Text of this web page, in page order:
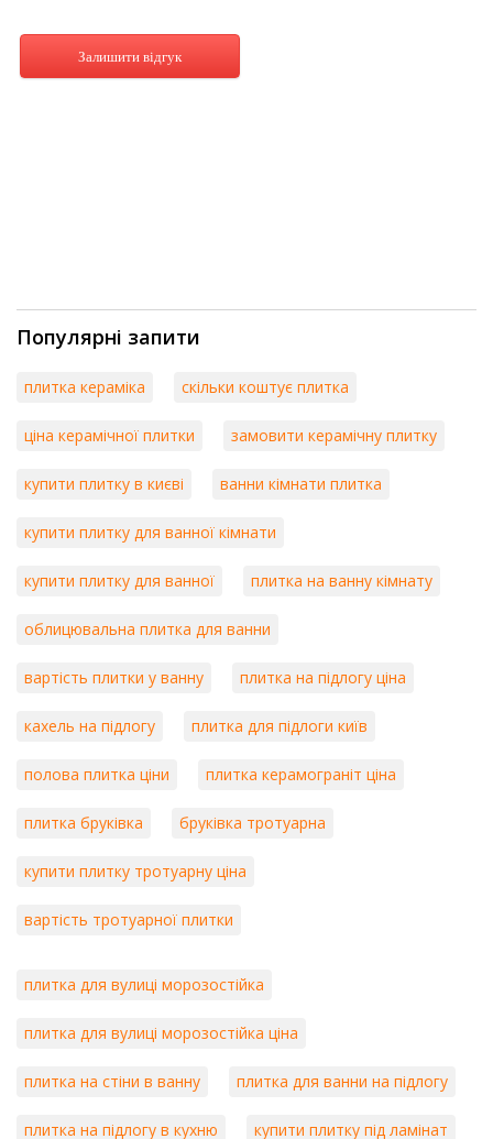
Залишити відгук
Популярні запити
плитка кераміка скільки коштує плитка
ціна керамічної плитки замовити керамічну плитку
купити плитку в києві ванни кімнати плитка
купити плитку для ванної кімнати
купити плитку для ванної плитка на ванну кімнату
облицювальна плитка для ванни
вартість плитки у ванну плитка на підлогу ціна
кахель на підлогу плитка для підлоги київ
полова плитка ціни плитка керамограніт ціна
плитка бруківка бруківка тротуарна
купити плитку тротуарну ціна
вартість тротуарної плитки
плитка для вулиці морозостійка
плитка для вулиці морозостійка ціна
плитка на стіни в ванну плитка для ванни на підлогу
плитка на підлогу в кухню купити плитку під ламінат